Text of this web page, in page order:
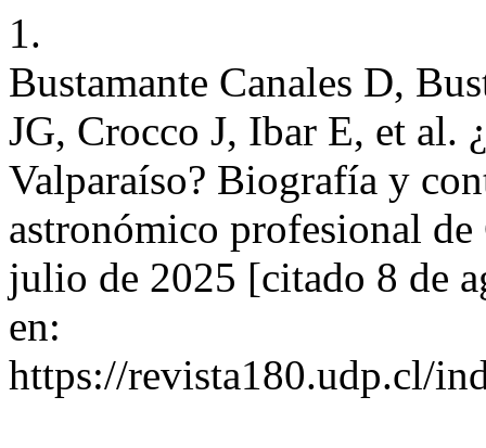
1.
Bustamante Canales D,
JG, Crocco J, Ibar E, et al.
Valparaíso? Biografía y
astronómico profesional
julio de 2025 [citado 8 de
en:
https://revista180.udp.cl/